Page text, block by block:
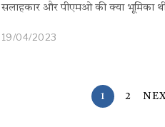
सलाहकार और पीएमओ की क्या भूमिका
19/04/2023
1 2